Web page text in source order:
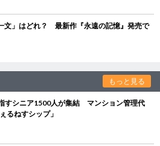
文」はどれ？ 最新作『永遠の記憶』発売で
もっと見る
すシニア1500人が集結 マンション管理代
るねすシップ」